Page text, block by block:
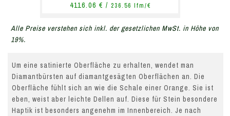
4116.06 € / 236.56 lfm/€
Alle Preise verstehen sich inkl. der gesetzlichen MwSt. in Höhe von
19%.
Um eine satinierte Oberfläche zu erhalten, wendet man
Diamantbürsten auf diamantgesägten Oberflächen an. Die
Oberfläche fühlt sich an wie die Schale einer Orange. Sie ist
eben, weist aber leichte Dellen auf. Diese für Stein besondere
Haptik ist besonders angenehm im Innenbereich. Je nach